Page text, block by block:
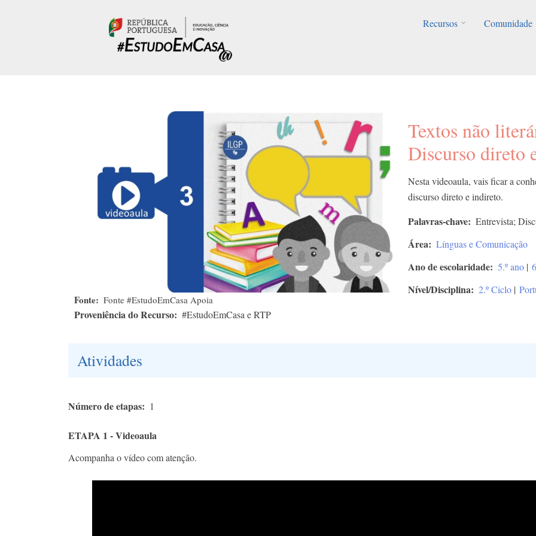
Recursos
Comunidade
Fonte Fonte #EstudoEmCasa Apoia
Proveniência do Recurso #EstudoEmCasa e RTP
Textos não
Discurso direto
Nesta videoaula, vais ficar a
discurso direto e indireto.
Palavras-chave Entrevista;
Área Línguas e Comunicação
Ano de escolaridade 5.º ano |
Nível/Disciplina 2.º Ciclo |
Atividades
Número de etapas 1
ETAPA 1 - Videoaula
Acompanha o vídeo com atenção.